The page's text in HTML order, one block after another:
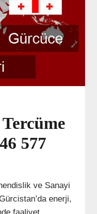
577
ve Sanayi
enerji,